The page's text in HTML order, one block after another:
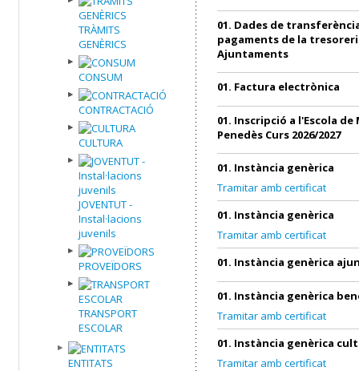
TRÀMITS
GENÈRICS
CONSUM
CONTRACTACIÓ
CULTURA
JOVENTUT -
Instal·lacions
juvenils
PROVEÏDORS
TRANSPORT
ESCOLAR
ENTITATS
01. Dades de
pagaments de la
Ajuntaments
01. Factura electrònica
01. Inscripció a l'Escola
Penedès Curs 2026/2027
01. Instància genèrica
Tramitar amb certificat
01. Instància genèrica
Tramitar amb certificat
01. Instància genèrica
01. Instància genèrica
Tramitar amb certificat
01. Instància genèrica
Tramitar amb certificat